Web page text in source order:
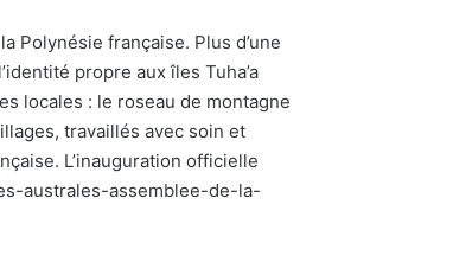
Polynésie française. Plus d’une
propre aux îles Tuha’a
locales : le roseau de montagne
travaillés avec soin et
L’inauguration officielle
australes-assemblee-de-la-